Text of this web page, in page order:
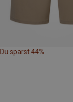
Du sparst 44%